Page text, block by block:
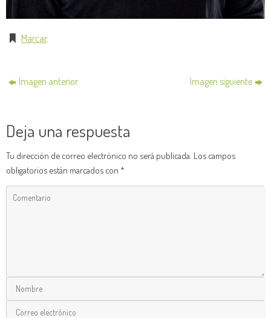
Marcar.
Imagen anterior Imagen siguiente
Deja una respuesta
Tu dirección de correo electrónico no será publicada. Los campos
obligatorios están marcados con *